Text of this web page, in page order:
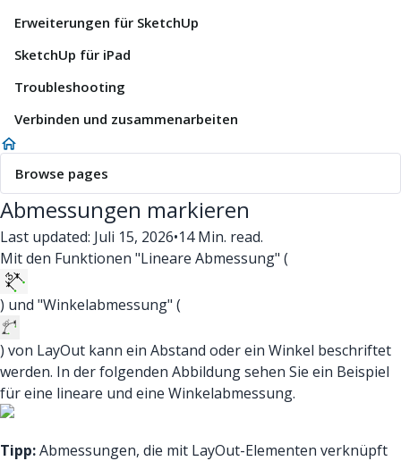
Erweiterungen für SketchUp
SketchUp für iPad
Troubleshooting
Verbinden und zusammenarbeiten
Browse pages
Abmessungen markieren
Last updated: Juli 15, 2026•14 Min. read.
Mit den Funktionen "Lineare Abmessung" (
) und "Winkelabmessung" (
) von LayOut kann ein Abstand oder ein Winkel beschriftet
werden. In der folgenden Abbildung sehen Sie ein Beispiel
für eine lineare und eine Winkelabmessung.
Tipp:Abmessungen, die mit LayOut-Elementen verknüpft